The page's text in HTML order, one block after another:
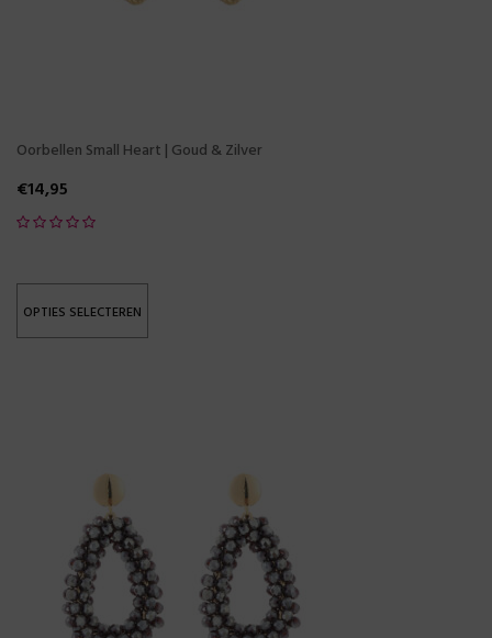
Oorbellen Small Heart | Goud & Zilver
€14,95
OPTIES SELECTEREN